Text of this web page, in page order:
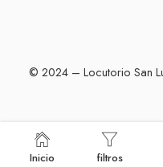
© 2024 – Locutorio San
Inicio filtros